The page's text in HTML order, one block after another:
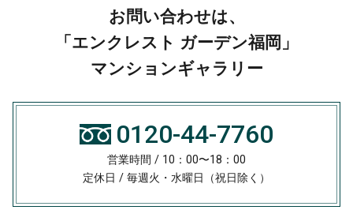
お問い合わせは、
「エンクレスト ガーデン福岡」
マンションギャラリー
0120-44-7760
営業時間 / 10：00〜18：00
定休日 / 毎週火・水曜日（祝日除く）